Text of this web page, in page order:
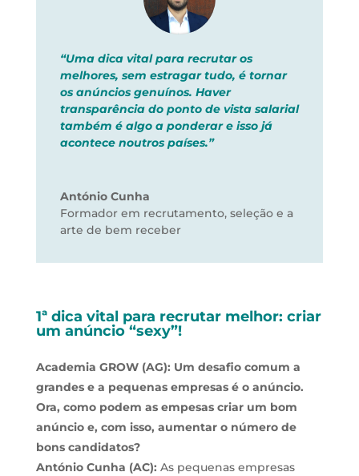
“Uma dica vital para recrutar os
melhores, sem estragar tudo, é tornar
os anúncios genuínos. Haver
transparência do ponto de vista salarial
também é algo a ponderar e isso já
acontece noutros países.”
António Cunha
Formador em recrutamento, seleção e a
arte de bem receber
1ª dica vital para recrutar melhor: criar
um anúncio “sexy”!
Academia GROW (AG): Um desafio comum a
grandes e a pequenas empresas é o anúncio.
Ora, como podem as empesas criar um bom
anúncio e, com isso, aumentar o número de
bons candidatos?
António Cunha (AC): As pequenas empresas